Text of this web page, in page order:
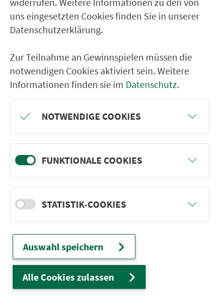
Straßenwirtshaus
Lengenfeld/Leutersh. Ortsmitte
Abzw. Hohenmühle (b.Leutersh.)
Neunkirchen/Leutersh. Siedlung
Neunkirchen/Leutersh Ortsmitte
Tiefenthal (b. Leutershausen)
Hinterholz
Mittelramstadt Ortsmitte
Auerbach (b. Colmberg)
Abzw. Meuchlein
Colmberg Rathaus
Winden
Rammersdorf (Leutersh) Schloß
Abzw. Bauzenweiler
uns eingesetzten Cookies finden Sie in unserer
Datenschutzerklärung.
Zur Teilnahme an Gewinnspielen müssen die
notwendigen Cookies aktiviert sein. Weitere
Informationen finden sie im Datenschutz.
NOTWENDIGE COOKIES
FUNKTIONALE COOKIES
STATISTIK-COOKIES
Auswahl speichern
Alle Cookies zulassen